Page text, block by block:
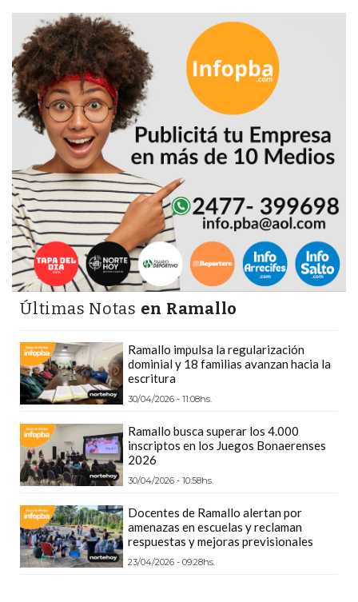
CÓMO
FUNCIONA:
CREAR
TIENDAS
ONLINE
PEDIDOS
POR
WHATSAPP
TIENDA
ONLINE
GRATIS
EN
CHANGUITO.COM.AR
VS
OTRAS
PLATAFORMAS
DE
VENTA
POR
WHATSAPP
CÓMO
RECIBIR
PEDIDOS
Últimas Notas en Ramallo
Ramallo impulsa la regularización
dominial y 18 familias avanzan hacia la
escritura
30/04/2026 - 11:08hs.
Ramallo busca superar los 4.000
inscriptos en los Juegos Bonaerenses
2026
30/04/2026 - 10:58hs.
Docentes de Ramallo alertan por
amenazas en escuelas y reclaman
respuestas y mejoras previsionales
23/04/2026 - 09:28hs.